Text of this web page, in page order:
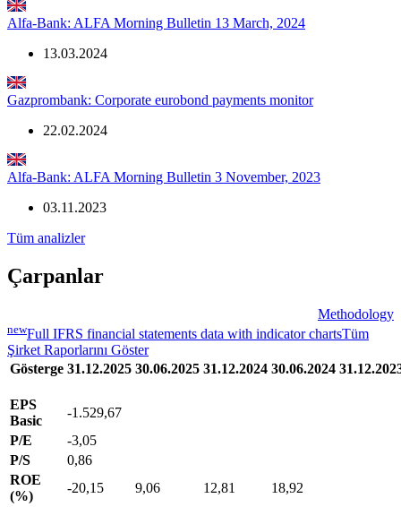
Alfa-Bank: ALFA Morning Bulletin 13 March, 2024
13.03.2024
Gazprombank: Corporate eurobond payments monitor
22.02.2024
Alfa-Bank: ALFA Morning Bulletin 3 November, 2023
03.11.2023
Tüm analizler
Çarpanlar
Methodology
newFull IFRS financial statements data with indicator chartsTüm
Şirket Raporlarını Göster
Gösterge 31.12.2025 30.06.2025 31.12.2024 30.06.2024
EPS
Basic
-1.529,67
P/E
-3,05
P/S
0,86
ROE
(%)
-20,15 9,06 12,81
18,92